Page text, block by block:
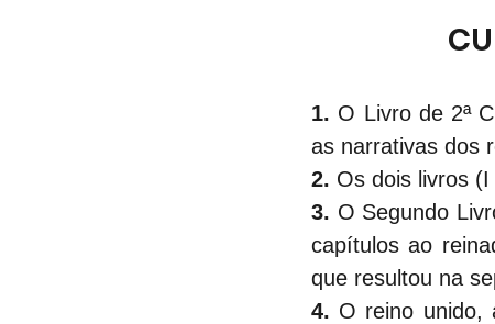
1. O Livro de 2ª
as narrativas dos
2. Os dois livros
3. O Segundo
capítulos ao
que resultou na
4. O reino unido,